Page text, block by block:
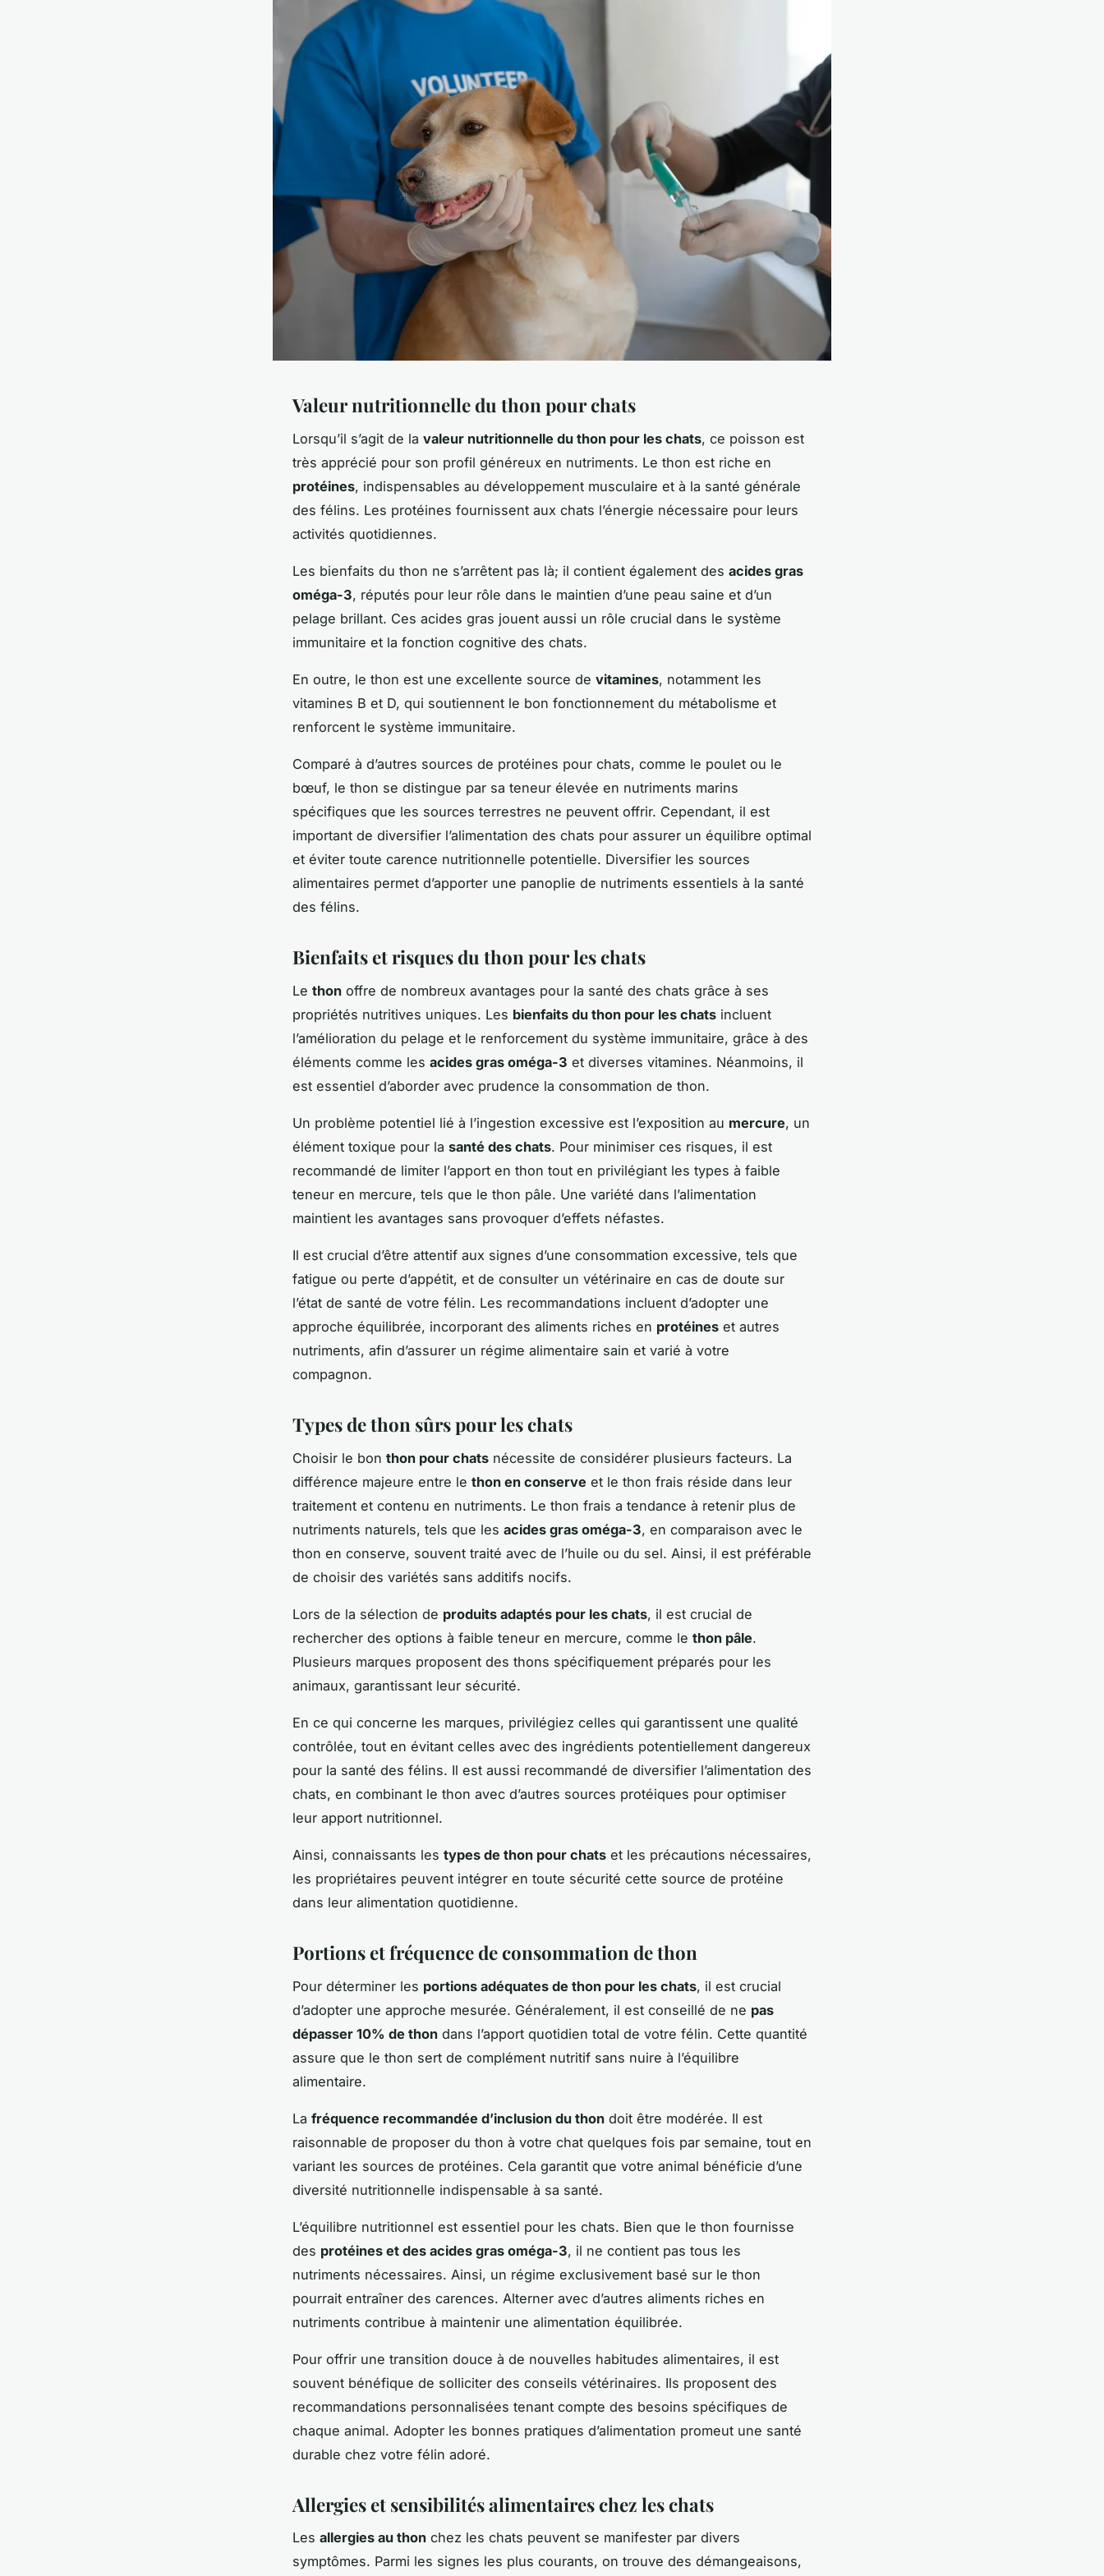
Valeur nutritionnelle du thon pour chats
Lorsqu’il s’agit de la valeur nutritionnelle du thon pour les chats, ce poisson est
très apprécié pour son profil généreux en nutriments. Le thon est riche en
protéines, indispensables au développement musculaire et à la santé générale
des félins. Les protéines fournissent aux chats l’énergie nécessaire pour leurs
activités quotidiennes.
Les bienfaits du thon ne s’arrêtent pas là; il contient également des acides gras
oméga-3, réputés pour leur rôle dans le maintien d’une peau saine et d’un
pelage brillant. Ces acides gras jouent aussi un rôle crucial dans le système
immunitaire et la fonction cognitive des chats.
En outre, le thon est une excellente source de vitamines, notamment les
vitamines B et D, qui soutiennent le bon fonctionnement du métabolisme et
renforcent le système immunitaire.
Comparé à d’autres sources de protéines pour chats, comme le poulet ou le
bœuf, le thon se distingue par sa teneur élevée en nutriments marins
spécifiques que les sources terrestres ne peuvent offrir. Cependant, il est
important de diversifier l’alimentation des chats pour assurer un équilibre optimal
et éviter toute carence nutritionnelle potentielle. Diversifier les sources
alimentaires permet d’apporter une panoplie de nutriments essentiels à la santé
des félins.
Bienfaits et risques du thon pour les chats
Le thon offre de nombreux avantages pour la santé des chats grâce à ses
propriétés nutritives uniques. Les bienfaits du thon pour les chats incluent
l’amélioration du pelage et le renforcement du système immunitaire, grâce à des
éléments comme les acides gras oméga-3 et diverses vitamines. Néanmoins, il
est essentiel d’aborder avec prudence la consommation de thon.
Un problème potentiel lié à l’ingestion excessive est l’exposition au mercure, un
élément toxique pour la santé des chats. Pour minimiser ces risques, il est
recommandé de limiter l’apport en thon tout en privilégiant les types à faible
teneur en mercure, tels que le thon pâle. Une variété dans l’alimentation
maintient les avantages sans provoquer d’effets néfastes.
Il est crucial d’être attentif aux signes d’une consommation excessive, tels que
fatigue ou perte d’appétit, et de consulter un vétérinaire en cas de doute sur
l’état de santé de votre félin. Les recommandations incluent d’adopter une
approche équilibrée, incorporant des aliments riches en protéines et autres
nutriments, afin d’assurer un régime alimentaire sain et varié à votre
compagnon.
Types de thon sûrs pour les chats
Choisir le bon thon pour chats nécessite de considérer plusieurs facteurs. La
différence majeure entre le thon en conserve et le thon frais réside dans leur
traitement et contenu en nutriments. Le thon frais a tendance à retenir plus de
nutriments naturels, tels que les acides gras oméga-3, en comparaison avec le
thon en conserve, souvent traité avec de l’huile ou du sel. Ainsi, il est préférable
de choisir des variétés sans additifs nocifs.
Lors de la sélection de produits adaptés pour les chats, il est crucial de
rechercher des options à faible teneur en mercure, comme le thon pâle.
Plusieurs marques proposent des thons spécifiquement préparés pour les
animaux, garantissant leur sécurité.
En ce qui concerne les marques, privilégiez celles qui garantissent une qualité
contrôlée, tout en évitant celles avec des ingrédients potentiellement dangereux
pour la santé des félins. Il est aussi recommandé de diversifier l’alimentation des
chats, en combinant le thon avec d’autres sources protéiques pour optimiser
leur apport nutritionnel.
Ainsi, connaissants les types de thon pour chats et les précautions nécessaires,
les propriétaires peuvent intégrer en toute sécurité cette source de protéine
dans leur alimentation quotidienne.
Portions et fréquence de consommation de thon
Pour déterminer les portions adéquates de thon pour les chats, il est crucial
d’adopter une approche mesurée. Généralement, il est conseillé de ne pas
dépasser 10% de thon dans l’apport quotidien total de votre félin. Cette quantité
assure que le thon sert de complément nutritif sans nuire à l’équilibre
alimentaire.
La fréquence recommandée d’inclusion du thon doit être modérée. Il est
raisonnable de proposer du thon à votre chat quelques fois par semaine, tout en
variant les sources de protéines. Cela garantit que votre animal bénéficie d’une
diversité nutritionnelle indispensable à sa santé.
L’équilibre nutritionnel est essentiel pour les chats. Bien que le thon fournisse
des protéines et des acides gras oméga-3, il ne contient pas tous les
nutriments nécessaires. Ainsi, un régime exclusivement basé sur le thon
pourrait entraîner des carences. Alterner avec d’autres aliments riches en
nutriments contribue à maintenir une alimentation équilibrée.
Pour offrir une transition douce à de nouvelles habitudes alimentaires, il est
souvent bénéfique de solliciter des conseils vétérinaires. Ils proposent des
recommandations personnalisées tenant compte des besoins spécifiques de
chaque animal. Adopter les bonnes pratiques d’alimentation promeut une santé
durable chez votre félin adoré.
Allergies et sensibilités alimentaires chez les chats
Les allergies au thon chez les chats peuvent se manifester par divers
symptômes. Parmi les signes les plus courants, on trouve des démangeaisons,